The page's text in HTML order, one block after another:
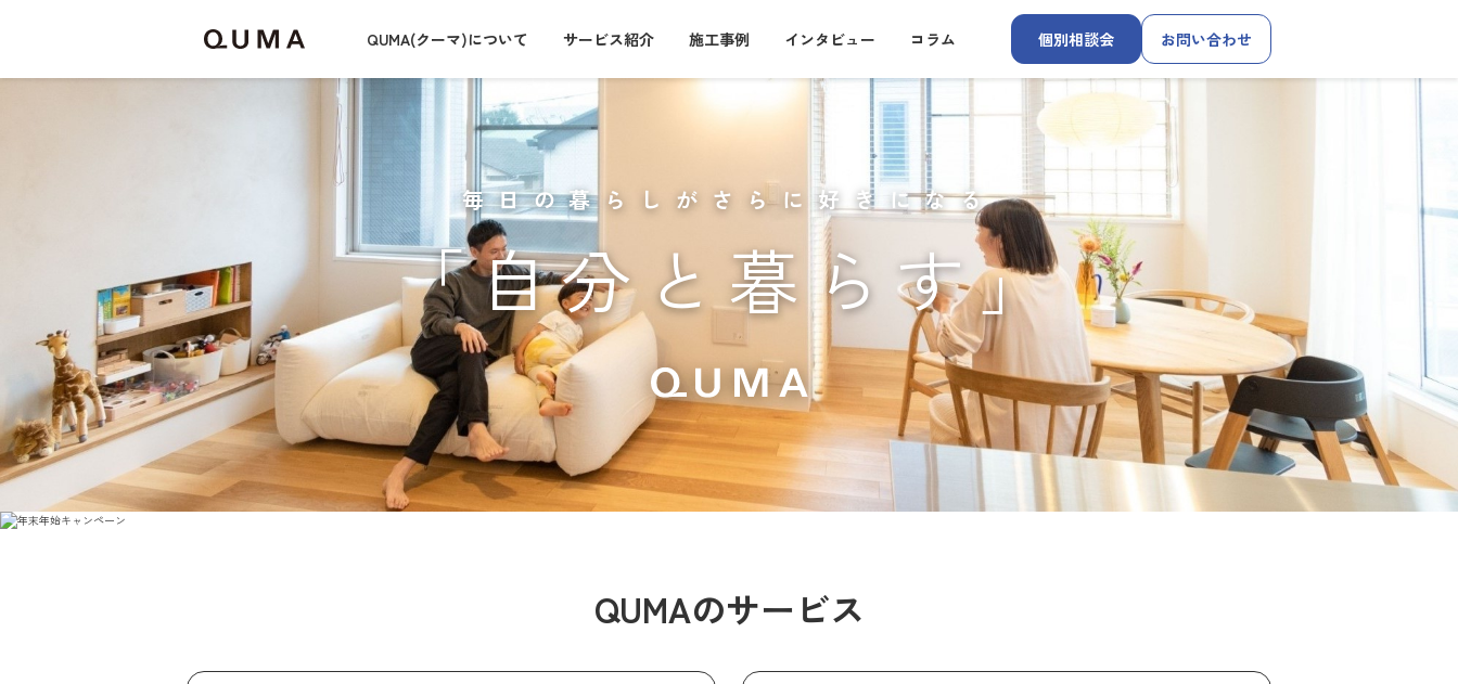
QUMA(クーマ)について サービス紹介 施工事例 インタビュー コラム 個別相談会 お問い合わせ
毎日の暮らしがさらに好きになる
「自分と暮らす」
QUMAのサービス